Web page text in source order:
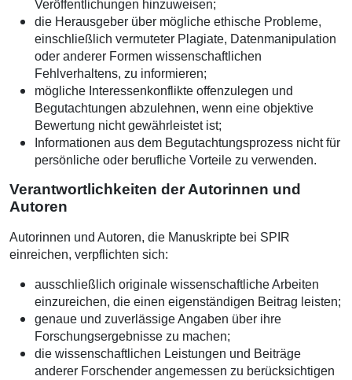
Veröffentlichungen hinzuweisen;
die Herausgeber über mögliche ethische Probleme,
einschließlich vermuteter Plagiate, Datenmanipulation
oder anderer Formen wissenschaftlichen
Fehlverhaltens, zu informieren;
mögliche Interessenkonflikte offenzulegen und
Begutachtungen abzulehnen, wenn eine objektive
Bewertung nicht gewährleistet ist;
Informationen aus dem Begutachtungsprozess nicht für
persönliche oder berufliche Vorteile zu verwenden.
Verantwortlichkeiten der Autorinnen und
Autoren
Autorinnen und Autoren, die Manuskripte bei SPIR
einreichen, verpflichten sich:
ausschließlich originale wissenschaftliche Arbeiten
einzureichen, die einen eigenständigen Beitrag leisten;
genaue und zuverlässige Angaben über ihre
Forschungsergebnisse zu machen;
die wissenschaftlichen Leistungen und Beiträge
anderer Forschender angemessen zu berücksichtigen